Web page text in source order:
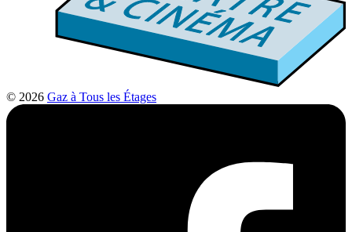
© 2026 Gaz à Tous les Étages